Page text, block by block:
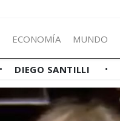
ECONOMÍA MUNDO
DIEGO SANTILLI